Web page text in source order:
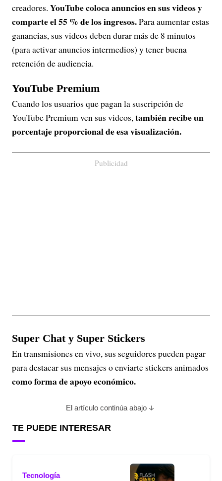
creadores. YouTube coloca anuncios en sus videos y
comparte el 55 % de los ingresos.Para aumentar estas
ganancias, sus videos deben durar más de 8 minutos
(para activar anuncios intermedios) y tener buena
retención de audiencia.
YouTube Premium
Cuando los usuarios que pagan la suscripción de
YouTube Premium ven sus videos,también recibe un
porcentaje proporcional de esa visualización.
Publicidad
Super Chat y Super Stickers
En transmisiones en vivo, sus seguidores pueden pagar
para destacar sus mensajes o enviarte stickers animados
como forma de apoyo económico.
El artículo continúa abajo
TE PUEDE INTERESAR
Tecnología